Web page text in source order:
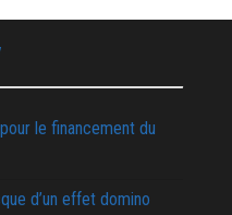
le financement du
d’un effet domino